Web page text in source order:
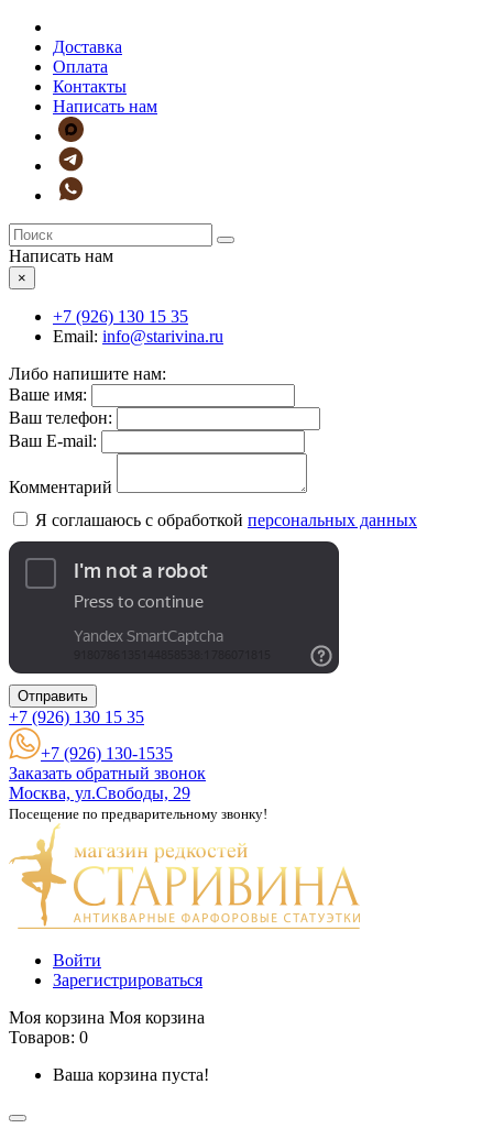
Доставка
Оплата
Контакты
Написать нам
Написать нам
×
+7 (926) 130 15 35
Email: info@starivina.ru
Либо напишите нам:
Ваше имя:
Ваш телефон:
Ваш E-mail:
Комментарий
Я соглашаюсь с обработкой персональных данных
Отправить
+7 (926) 130 15 35
+7 (926) 130-1535
Заказать обратный звонок
Москва, ул.Свободы, 29
Посещение по предварительному звонку!
Войти
Зарегистрироваться
Моя корзина Моя корзина
Товаров: 0
Ваша корзина пуста!